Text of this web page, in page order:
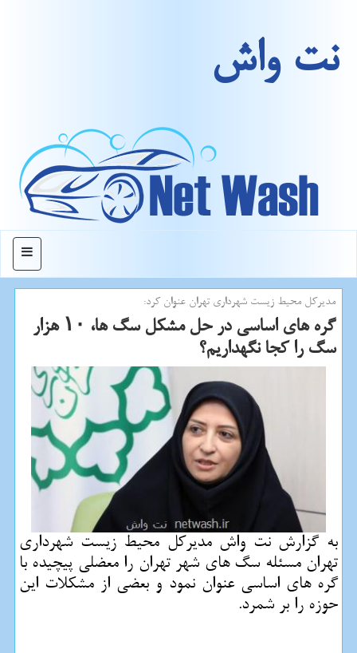
نت واش
منو
مدیركل محیط زیست شهرداری تهران عنوان كرد:
گره های اساسی در حل مشكل سگ ها، ۱۰ هزار
سگ را كجا نگهداریم؟
به گزارش نت واش مدیركل محیط زیست شهرداری
تهران مسئله سگ های شهر تهران را معضلی پیچیده با
گره های اساسی عنوان نمود و بعضی از مشكلات این
حوزه را بر شمرد.